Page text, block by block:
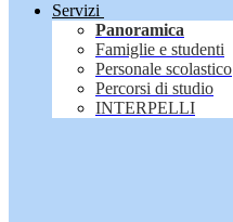
Servizi
Panoramica
Famiglie e studenti
Personale scolastico
Percorsi di studio
INTERPELLI